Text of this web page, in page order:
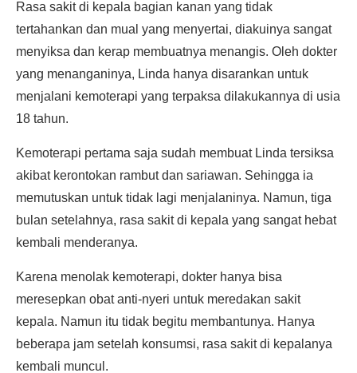
Rasa sakit di kepala bagian kanan yang tidak
tertahankan dan mual yang menyertai, diakuinya sangat
menyiksa dan kerap membuatnya menangis. Oleh dokter
yang menanganinya, Linda hanya disarankan untuk
menjalani kemoterapi yang terpaksa dilakukannya di usia
18 tahun.
Kemoterapi pertama saja sudah membuat Linda tersiksa
akibat kerontokan rambut dan sariawan. Sehingga ia
memutuskan untuk tidak lagi menjalaninya. Namun, tiga
bulan setelahnya, rasa sakit di kepala yang sangat hebat
kembali menderanya.
Karena menolak kemoterapi, dokter hanya bisa
meresepkan obat anti-nyeri untuk meredakan sakit
kepala. Namun itu tidak begitu membantunya. Hanya
beberapa jam setelah konsumsi, rasa sakit di kepalanya
kembali muncul.